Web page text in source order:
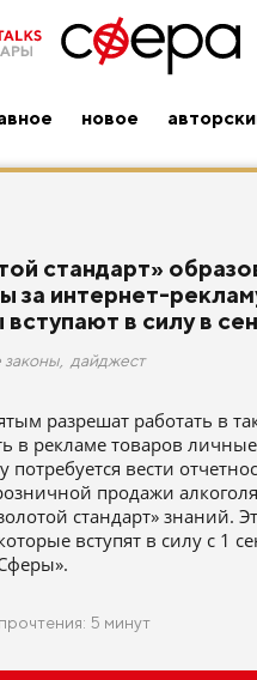
новое
стандарт»
за интернет-
вступают в силу в
законы дайджест
разрешат работать в
в рекламе товаров
потребуется вести
продажи
стандарт» знаний.
вступят в силу с 1
5 минут